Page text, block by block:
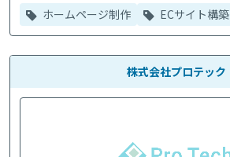
ホームページ制作 ECサイト構築
株式会社プロテック